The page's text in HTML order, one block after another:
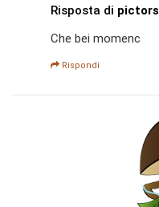
Risposta di pictors
Che bei momenc
Rispondi